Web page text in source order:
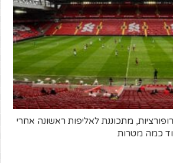
מתכוננת לאליפות ראשונה אחרי
כמה מטרות